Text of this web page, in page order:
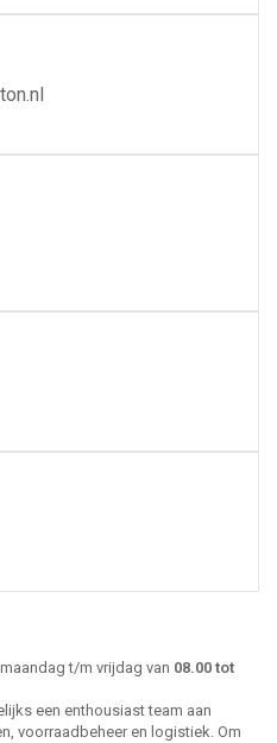
t/m vrijdag van 08.00 tot
een enthousiast team aan
voorraadbeheer en logistiek. Om